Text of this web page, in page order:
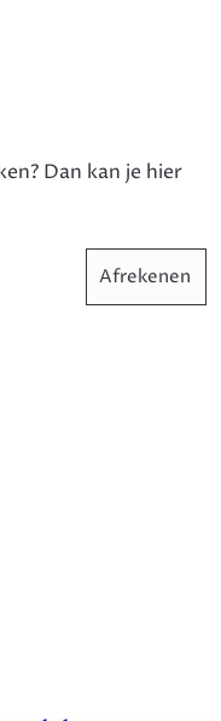
Dan kan je hier
Afrekenen